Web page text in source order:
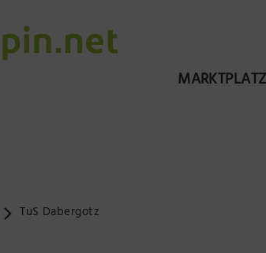
MARKTPLATZ
TuS Dabergotz